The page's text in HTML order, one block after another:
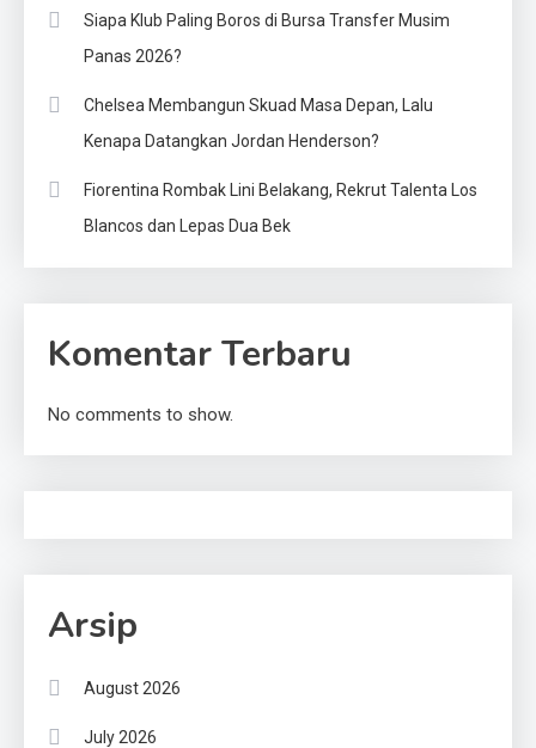
Siapa Klub Paling Boros di Bursa Transfer Musim
Panas 2026?
Chelsea Membangun Skuad Masa Depan, Lalu
Kenapa Datangkan Jordan Henderson?
Fiorentina Rombak Lini Belakang, Rekrut Talenta Los
Blancos dan Lepas Dua Bek
Komentar Terbaru
No comments to show.
Arsip
August 2026
July 2026